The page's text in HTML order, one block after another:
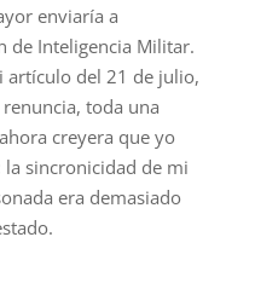
enviaría a
de Inteligencia Militar.
artículo del 21 de julio,
toda una
creyera que yo
sincronicidad de mi
era demasiado